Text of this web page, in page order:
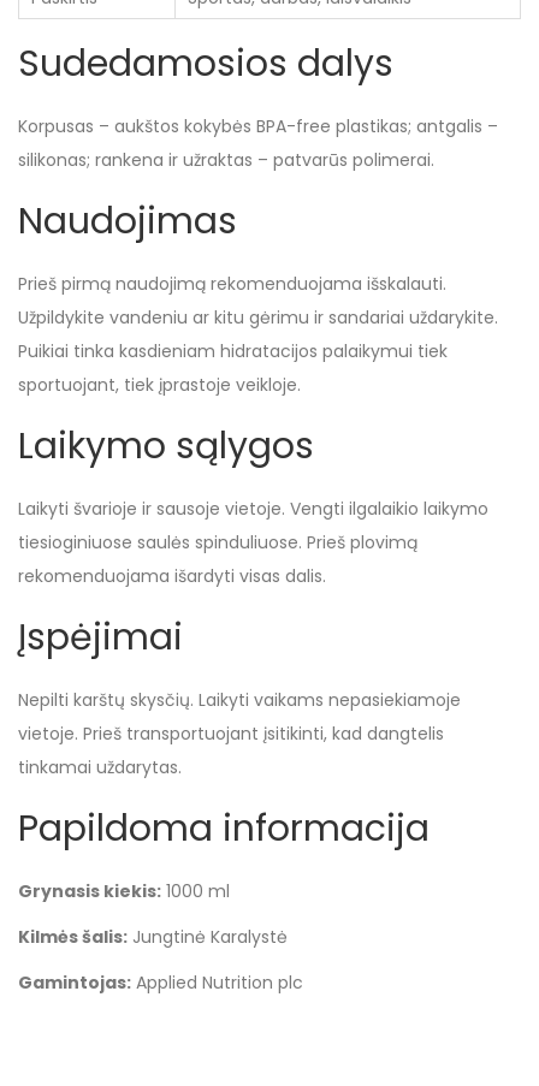
Sudedamosios dalys
Korpusas – aukštos kokybės BPA-free plastikas; antgalis –
silikonas; rankena ir užraktas – patvarūs polimerai.
Naudojimas
Prieš pirmą naudojimą rekomenduojama išskalauti.
Užpildykite vandeniu ar kitu gėrimu ir sandariai uždarykite.
Puikiai tinka kasdieniam hidratacijos palaikymui tiek
sportuojant, tiek įprastoje veikloje.
Laikymo sąlygos
Laikyti švarioje ir sausoje vietoje. Vengti ilgalaikio laikymo
tiesioginiuose saulės spinduliuose. Prieš plovimą
rekomenduojama išardyti visas dalis.
Įspėjimai
Nepilti karštų skysčių. Laikyti vaikams nepasiekiamoje
vietoje. Prieš transportuojant įsitikinti, kad dangtelis
tinkamai uždarytas.
Papildoma informacija
Grynasis kiekis: 1000 ml
Kilmės šalis: Jungtinė Karalystė
Gamintojas: Applied Nutrition plc